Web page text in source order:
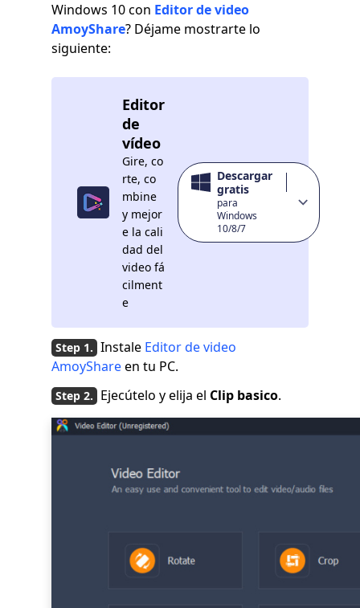
Windows 10 con Editor de video
AmoyShare? Déjame mostrarte lo
siguiente:
Editor
de
vídeo
Gire, co
rte, co
mbine
y mejor
e la cali
dad del
video fá
cilment
e
Descargar
gratis
para
Windows
10/8/7
Instale Editor de video
AmoyShareen tu PC.
Ejecútelo y elija el Clip basico.